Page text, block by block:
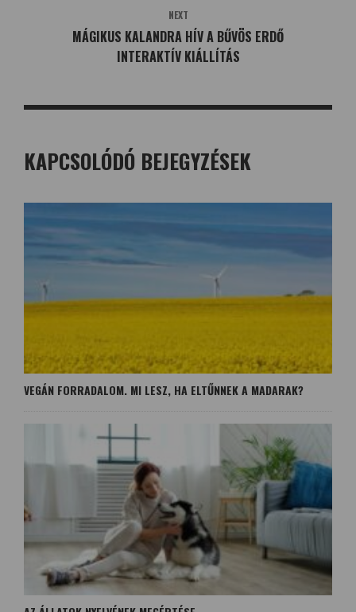
NEXT
MÁGIKUS KALANDRA HÍV A BŰVÖS ERDŐ
INTERAKTÍV KIÁLLÍTÁS
KAPCSOLÓDÓ BEJEGYZÉSEK
VEGÁN FORRADALOM. MI LESZ, HA ELTŰNNEK A MADARAK?